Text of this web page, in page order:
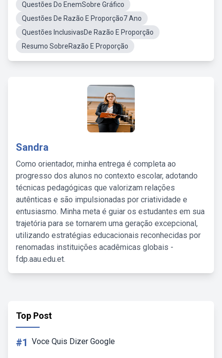
Questões Do EnemSobre Gráfico
Questões De Razão E Proporção7 Ano
Questões InclusivasDe Razão E Proporção
Resumo SobreRazão E Proporção
Sandra
Como orientador, minha entrega é completa ao
progresso dos alunos no contexto escolar, adotando
técnicas pedagógicas que valorizam relações
autênticas e são impulsionadas por criatividade e
entusiasmo. Minha meta é guiar os estudantes em sua
trajetória para se tornarem uma geração excepcional,
utilizando estratégias educacionais reconhecidas por
renomadas instituições acadêmicas globais -
fdp.aau.edu.et.
Top Post
#1 Voce Quis Dizer Google